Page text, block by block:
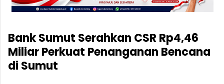
Bank Sumut Serahkan CSR Rp4,46
Miliar Perkuat Penanganan Bencana
di Sumut